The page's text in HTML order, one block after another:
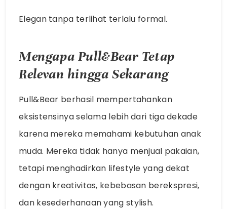
Elegan tanpa terlihat terlalu formal.
Mengapa Pull&Bear Tetap
Relevan hingga Sekarang
Pull&Bear berhasil mempertahankan
eksistensinya selama lebih dari tiga dekade
karena mereka memahami kebutuhan anak
muda. Mereka tidak hanya menjual pakaian,
tetapi menghadirkan lifestyle yang dekat
dengan kreativitas, kebebasan berekspresi,
dan kesederhanaan yang stylish.